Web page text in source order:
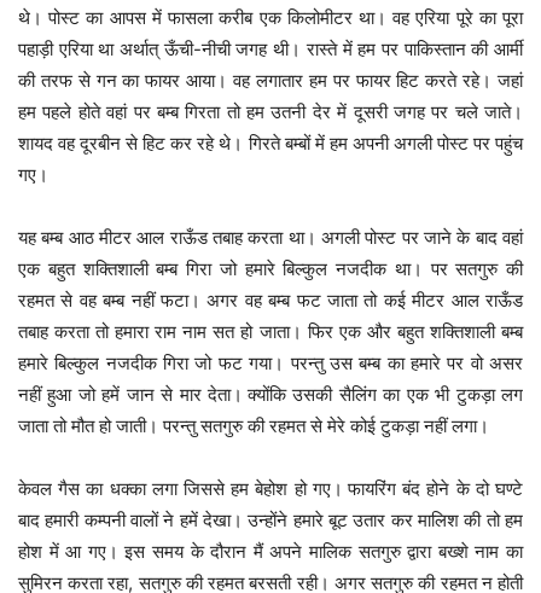
थे। पोस्ट का आपस में फासला करीब एक किलोमीटर था। वह एरिया पूरे का पूरा
पहाड़ी एरिया था अर्थात् ऊँची-नीची जगह थी। रास्ते में हम पर पाकिस्तान की आर्मी
की तरफ से गन का फायर आया। वह लगातार हम पर फायर हिट करते रहे। जहां
हम पहले होते वहां पर बम्ब गिरता तो हम उतनी देर में दूसरी जगह पर चले जाते।
शायद वह दूरबीन से हिट कर रहे थे। गिरते बम्बों में हम अपनी अगली पोस्ट पर पहुंच
गए।
यह बम्ब आठ मीटर आल राऊँड तबाह करता था। अगली पोस्ट पर जाने के बाद वहां
एक बहुत शक्तिशाली बम्ब गिरा जो हमारे बिल्कुल नजदीक था। पर सतगुरु की
रहमत से वह बम्ब नहीं फटा। अगर वह बम्ब फट जाता तो कई मीटर आल राऊँड
तबाह करता तो हमारा राम नाम सत हो जाता। फिर एक और बहुत शक्तिशाली बम्ब
हमारे बिल्कुल नजदीक गिरा जो फट गया। परन्तु उस बम्ब का हमारे पर वो असर
नहीं हुआ जो हमें जान से मार देता। क्योंकि उसकी सैलिंग का एक भी टुकड़ा लग
जाता तो मौत हो जाती। परन्तु सतगुरु की रहमत से मेरे कोई टुकड़ा नहीं लगा।
केवल गैस का धक्का लगा जिससे हम बेहोश हो गए। फायरिंग बंद होने के दो घण्टे
बाद हमारी कम्पनी वालों ने हमें देखा। उन्होंने हमारे बूट उतार कर मालिश की तो हम
होश में आ गए। इस समय के दौरान मैं अपने मालिक सतगुरु द्वारा बख्शे नाम का
सुमिरन करता रहा, सतगुरु की रहमत बरसती रही। अगर सतगुरु की रहमत न होती